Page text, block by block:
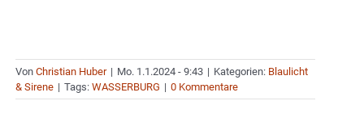
Von Christian Huber | Mo. 1.1.2024 - 9:43 | Kategorien: Blaulicht
& Sirene | Tags: WASSERBURG | 0 Kommentare